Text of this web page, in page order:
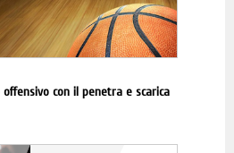
offensivo con il penetra e scarica